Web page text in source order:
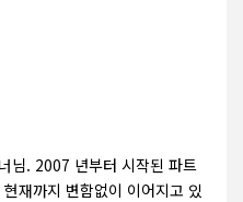
님. 2007 년부터 시작된 파트
재까지 변함없이 이어지고 있